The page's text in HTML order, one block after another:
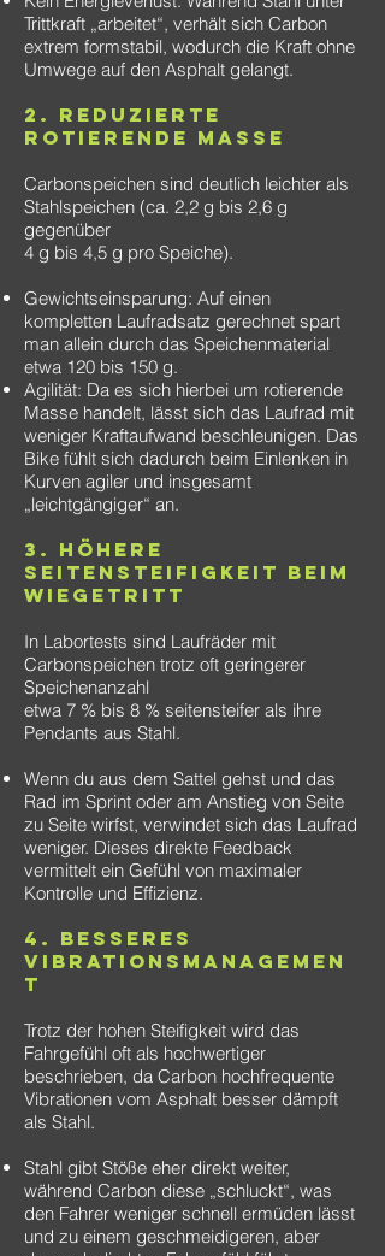
Trittkraft „arbeitet“, verhält sich Carbon
extrem formstabil, wodurch die Kraft ohne
Umwege auf den Asphalt gelangt.
2. Reduzierte
rotierende Masse
Carbonspeichen sind deutlich leichter als
Stahlspeichen (ca. 2,2 g bis 2,6 g
gegenüber
4 g bis 4,5 g pro Speiche).
Gewichtseinsparung: Auf einen
kompletten Laufradsatz gerechnet spart
man allein durch das Speichenmaterial
etwa 120 bis 150 g.
Agilität: Da es sich hierbei um rotierende
Masse handelt, lässt sich das Laufrad mit
weniger Kraftaufwand beschleunigen. Das
Bike fühlt sich dadurch beim Einlenken in
Kurven agiler und insgesamt
„leichtgängiger“ an.
3. Höhere
Seitensteifigkeit beim
Wiegetritt
In Labortests sind Laufräder mit
Carbonspeichen trotz oft geringerer
Speichenanzahl
etwa 7 % bis 8 % seitensteifer als ihre
Pendants aus Stahl.
Wenn du aus dem Sattel gehst und das
Rad im Sprint oder am Anstieg von Seite
zu Seite wirfst, verwindet sich das Laufrad
weniger. Dieses direkte Feedback
vermittelt ein Gefühl von maximaler
Kontrolle und Effizienz.
4. Besseres
Vibrationsmanagemen
t
Trotz der hohen Steifigkeit wird das
Fahrgefühl oft als hochwertiger
beschrieben, da Carbon hochfrequente
Vibrationen vom Asphalt besser dämpft
als Stahl.
Stahl gibt Stöße eher direkt weiter,
während Carbon diese „schluckt“, was
den Fahrer weniger schnell ermüden lässt
und zu einem geschmeidigeren, aber